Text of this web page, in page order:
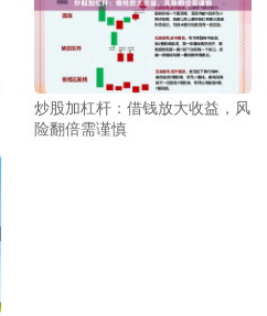
炒股加杠杆：借钱放大收益，风
险翻倍需谨慎